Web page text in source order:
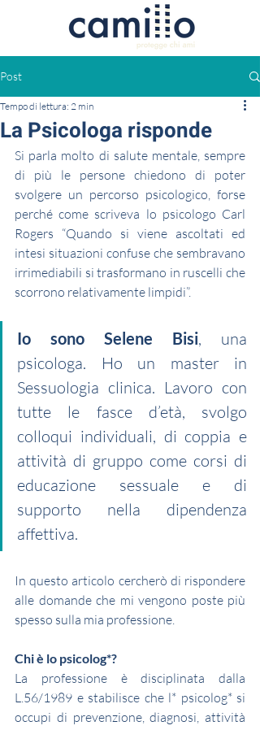
Post
La Psicologa risponde
Tempo di lettura: 2 min
Si parla molto di salute mentale, sempre
di più le persone chiedono di poter
svolgere un percorso psicologico, forse
perché come scriveva lo psicologo Carl
Rogers “Quando si viene ascoltati ed
intesi situazioni confuse che sembravano
irrimediabili si trasformano in ruscelli che
scorrono relativamente limpidi”.
Io sono Selene Bisi, una
psicologa. Ho un master in
Sessuologia clinica. Lavoro con
tutte le fasce d’età, svolgo
colloqui individuali, di coppia e
attività di gruppo come corsi di
educazione sessuale e di
supporto nella dipendenza
affettiva.
In questo articolo cercherò di rispondere
alle domande che mi vengono poste più
spesso sulla mia professione.
Chi è lo psicolog*?
La professione è disciplinata dalla
L.56/1989 e stabilisce che l* psicolog* si
occupi di prevenzione, diagnosi, attività